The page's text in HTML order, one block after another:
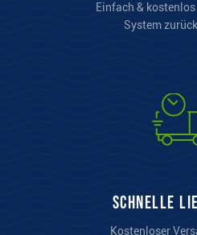
Einfach & kostenlos
System
Schnelle
Kostenloser